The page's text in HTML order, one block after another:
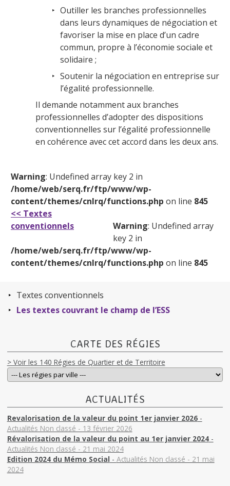
Outiller les branches professionnelles
dans leurs dynamiques de négociation et
favoriser la mise en place d’un cadre
commun, propre à l’économie sociale et
solidaire ;
Soutenir la négociation en entreprise sur
l’égalité professionnelle.
Il demande notamment aux branches
professionnelles d’adopter des dispositions
conventionnelles sur l’égalité professionnelle
en cohérence avec cet accord dans les deux ans.
Warning: Undefined array key 2 in
/home/web/serq.fr/ftp/www/wp-
content/themes/cnlrq/functions.php on line 845
<< Textes
conventionnels
Warning: Undefined array
key 2 in
/home/web/serq.fr/ftp/www/wp-
content/themes/cnlrq/functions.php on line 845
Textes conventionnels
Les textes couvrant le champ de l’ESS
CARTE DES RÉGIES
> Voir les 140 Régies de Quartier et de Territoire
ACTUALITÉS
Revalorisation de la valeur du point 1er janvier 2026-
Actualités Non classé - 13 février 2026
Révalorisation de la valeur du point au 1er janvier 2024-
Actualités Non classé - 21 mai 2024
Edition 2024 du Mémo Social - Actualités Non classé - 21 mai
2024